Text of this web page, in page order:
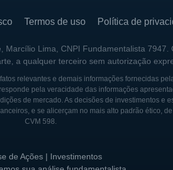
que incluiu marcas icônicas
tendência de crescimento,
marcas Pillsbury e Betty
biscoitos e pães. O portfólio de
em um mundo cada vez mais
Termos de uso Política de
Lima, CNPI Fundamentalista
a qualquer terceiro sem autorização
relevantes e demais informações fornecidas
pela veracidade das informações
de mercado. As decisões de investimentos e
e se alicerçam no mais alto padrão ético,
CVM 598.
de Ações | Investimentos